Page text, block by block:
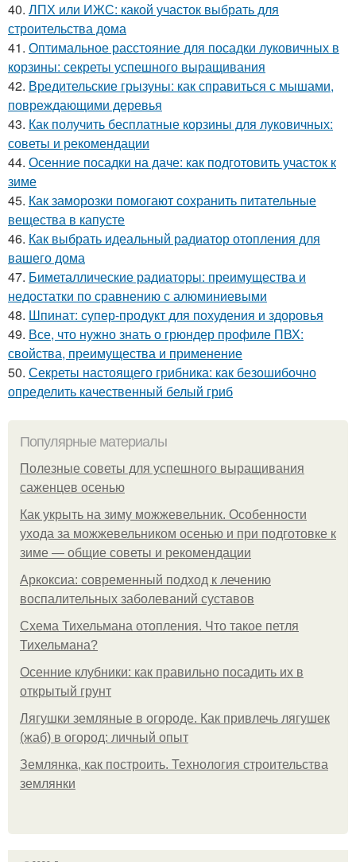
40. ЛПХ или ИЖС: какой участок выбрать для
строительства дома
41. Оптимальное расстояние для посадки луковичных в
корзины: секреты успешного выращивания
42. Вредительские грызуны: как справиться с мышами,
повреждающими деревья
43. Как получить бесплатные корзины для луковичных:
советы и рекомендации
44. Осенние посадки на даче: как подготовить участок к
зиме
45. Как заморозки помогают сохранить питательные
вещества в капусте
46. Как выбрать идеальный радиатор отопления для
вашего дома
47. Биметаллические радиаторы: преимущества и
недостатки по сравнению с алюминиевыми
48. Шпинат: супер-продукт для похудения и здоровья
49. Все, что нужно знать о грюндер профиле ПВХ:
свойства, преимущества и применение
50. Секреты настоящего грибника: как безошибочно
определить качественный белый гриб
Популярные материалы
Полезные советы для успешного выращивания
саженцев осенью
Как укрыть на зиму можжевельник. Особенности
ухода за можжевельником осенью и при подготовке к
зиме — общие советы и рекомендации
Аркоксиа: современный подход к лечению
воспалительных заболеваний суставов
Схема Тихельмана отопления. Что такое петля
Тихельмана?
Осенние клубники: как правильно посадить их в
открытый грунт
Лягушки земляные в огороде. Как привлечь лягушек
(жаб) в огород: личный опыт
Землянка, как построить. Технология строительства
землянки